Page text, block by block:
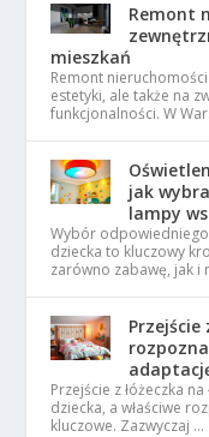
Remont
mieszkań
Remont
estetyki, ale także na
funkcjonalności. W
jak
lampy
Wybór
dziecka to kluczowy
zarówno zabawę, jak i
Przejście
Przejście z łóżeczka
dziecka, a właściwe
kluczowe. Zazwyczaj …